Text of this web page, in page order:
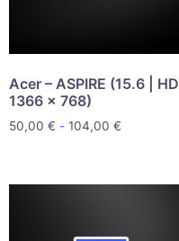
Acer – ASPIRE (15.6 | HD
1366 x 768)
50,00 € - 104,00 €